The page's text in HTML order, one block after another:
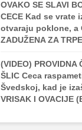
OVAKO SE SLAVI
CECE Kad se vrate
otvaraju poklone, a
ZADUŽENA ZA
(VIDEO) PROVIDNA
ŠLIC Ceca
Švedskoj, kad je
VRISAK I OVACIJE